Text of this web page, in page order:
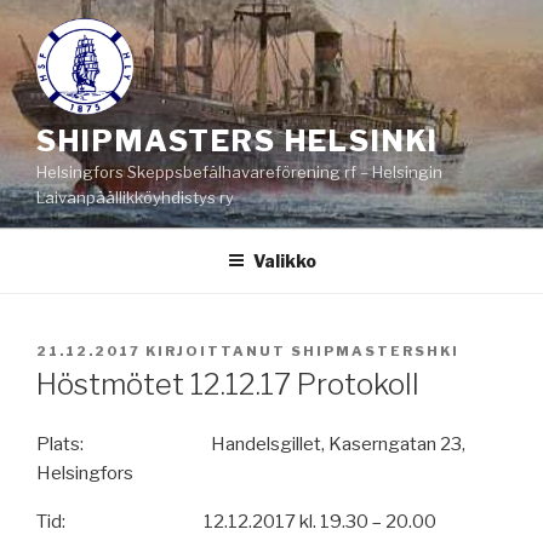
Siirry
sisältöön
SHIPMASTERS HELSINKI
Helsingfors Skeppsbefälhavareförening rf – Helsingin
Laivanpäällikköyhdistys ry
Valikko
JULKAISTU
21.12.2017 KIRJOITTANUT SHIPMASTERSHKI
Höstmötet 12.12.17 Protokoll
Plats: Handelsgillet, Kaserngatan 23,
Helsingfors
Tid: 12.12.2017 kl. 19.30 – 20.00